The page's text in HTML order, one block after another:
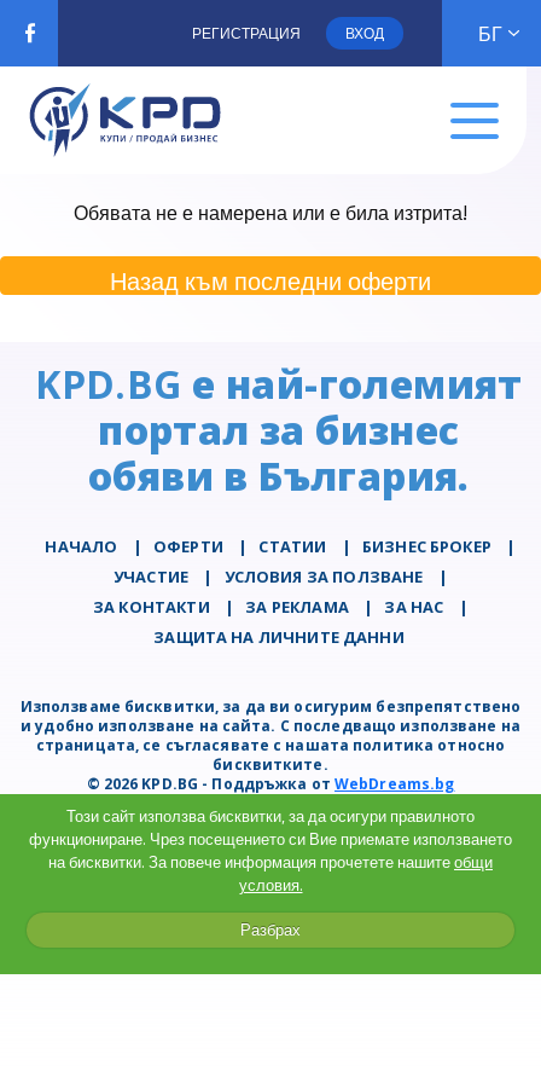
РЕГИСТРАЦИЯ ВХОД БГ
Обявата не е намерена или е била изтрита!
Назад към последни оферти
KPD.BG е най-големият
портал за бизнес
обяви в България.
НАЧАЛО | ОФЕРТИ | СТАТИИ | БИЗНЕС БРОКЕР
|
УЧАСТИЕ
| УСЛОВИЯ ЗА ПОЛЗВАНЕ
|
ЗА КОНТАКТИ
| ЗА РЕКЛАМА | ЗА НАС
|
ЗАЩИТА НА ЛИЧНИТЕ ДАННИ
Използваме бисквитки, за да ви осигурим безпрепятствено
и удобно използване на сайта. С последващо използване на
страницата, се съгласявате с нашата политика относно
бисквитките.
© 2026 KPD.BG - Поддръжка отWebDreams.bg
Този сайт използва бисквитки, за да осигури правилното
функциониране. Чрез посещението си Вие приемате използването
на бисквитки. За повече информация прочетете нашитеобщи
условия.
Разбрах